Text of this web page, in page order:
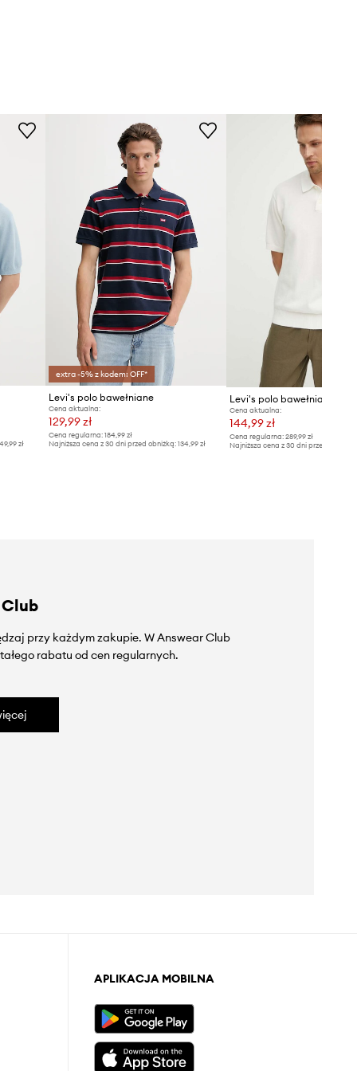
zł
extra -5% z kodem: OFF*
Levi's polo bawełniane
Cena aktualna:
129,99 zł
Cena regularna:184,99 zł
Najniższa cena z 30 dni przed obniżką:134,99 zł
Levi's polo bawełniane
Cena aktualna:
144,99 zł
Cena regularna: 289,99 zł
Najniższa cena z 30 dni przed obniżką:
przy każdym zakupie. W Answear Club
rabatu od cen regularnych.
APLIKACJA MOBILNA